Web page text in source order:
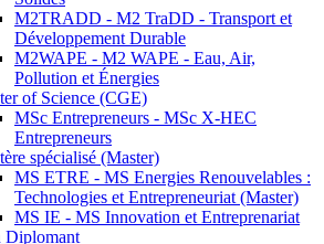
M2TRADD - M2 TraDD - Transport et
Développement Durable
M2WAPE - M2 WAPE - Eau, Air,
Pollution et Énergies
of Science (CGE)
MSc Entrepreneurs - MSc X-HEC
Entrepreneurs
spécialisé (Master)
MS ETRE - MS Energies Renouvelables :
Technologies et Entrepreneuriat (Master)
MS IE - MS Innovation et Entreprenariat
Diplomant